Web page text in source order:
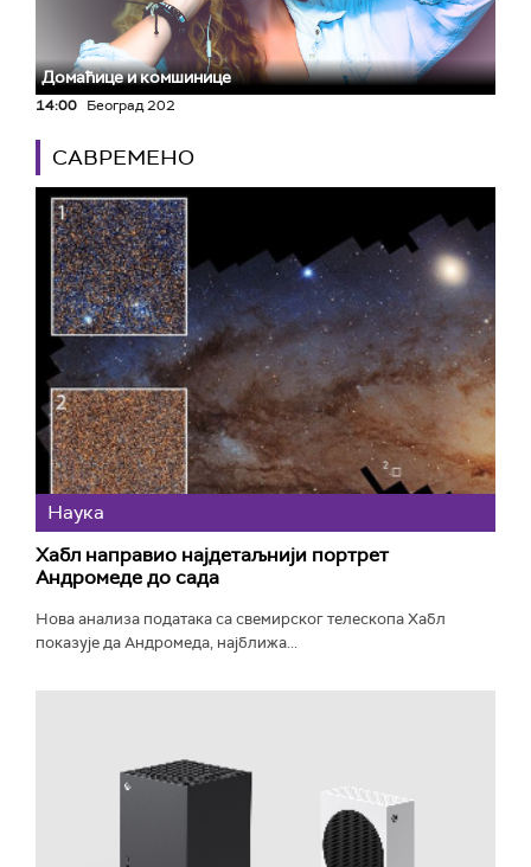
Домаћице и комшинице
14:00 Београд 202
САВРЕМЕНО
Наука
Хабл направио најдетаљнији портрет
Андромеде до сада
Нова анализа података са свемирског телескопа Хабл
показује да Андромеда, најближа...